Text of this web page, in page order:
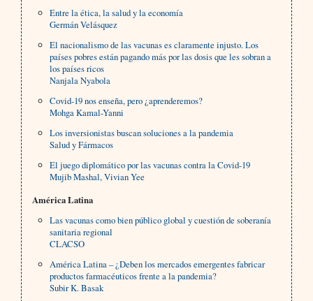
Entre la ética, la salud y la economía
Germán Velásquez
El nacionalismo de las vacunas es claramente injusto. Los
países pobres están pagando más por las dosis que les sobran a
los países ricos
Nanjala Nyabola
Covid-19 nos enseña, pero ¿aprenderemos?
Mohga Kamal-Yanni
Los inversionistas buscan soluciones a la pandemia
Salud y Fármacos
El juego diplomático por las vacunas contra la Covid-19
Mujib Mashal, Vivian Yee
América Latina
Las vacunas como bien público global y cuestión de soberanía
sanitaria regional
CLACSO
América Latina – ¿Deben los mercados emergentes fabricar
productos farmacéuticos frente a la pandemia?
Subir K. Basak